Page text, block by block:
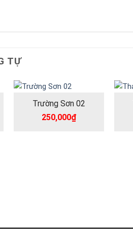
TỰ
Trường Sơn 02
250,000₫